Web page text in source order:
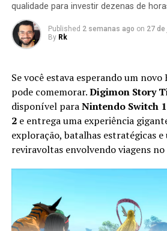
Apesar do foco na experiência
continua presente. Você pode
participar das missões ou entrar
jogadores para completar sessões
conquistar recompensas
mais a longevidade da aventura.
qualidade para investir dezenas de
Published 2 semanas ago on 27
By Rk
Se você estava esperando um novo
pode comemorar.Digimon Story
disponível paraNintendo Switch
2e entrega uma experiência
exploração, batalhas estratégicas
reviravoltas envolvendo viagens